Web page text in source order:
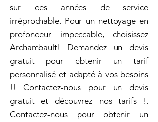
sur des années de service
irréprochable. Pour un nettoyage en
profondeur impeccable, choisissez
Archambault! Demandez un devis
gratuit pour obtenir un tarif
personnalisé et adapté à vos besoins
!! Contactez-nous pour un devis
gratuit et découvrez nos tarifs !.
Contactez-nous pour obtenir un